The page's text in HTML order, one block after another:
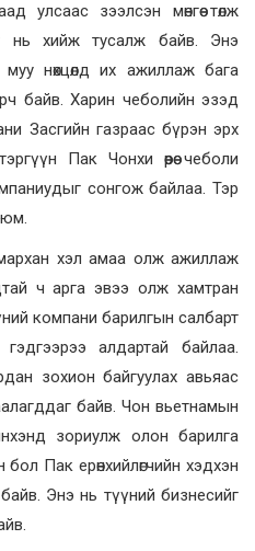
улсаас зээлсэн мөнгөө төлж
нь хийж тусалж байв. Энэ
нөхцөлд их ажиллаж бага
байв. Харин чеболийн эзэд
Засгийн газраас бүрэн эрх
Пак Чонхи өөрөө чеболи
сонгож байлаа. Тэр
юм.
хэл амаа олж ажиллаж
ч арга эвээ олж хамтран
компани барилгын салбарт
алдартай байлаа.
зохион байгуулах авьяас
байв. Чон вьетнамын
зориулж олон барилга
Пак ерөнхийлөгчийн хэдхэн
Энэ нь түүний бизнесийг